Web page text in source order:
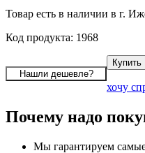
Товар есть в наличии в г.
Код продукта: 1968
хочу
Почему надо
Мы гарантируем